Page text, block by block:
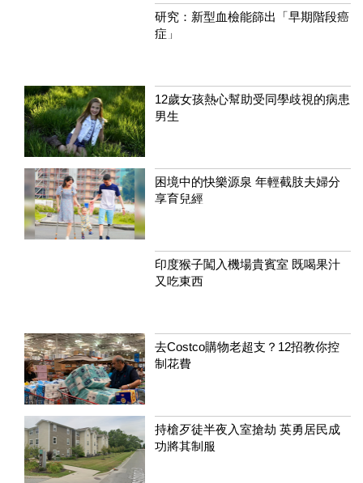
研究：新型血檢能篩出「早期階段癌
症」
12歲女孩熱心幫助受同學歧視的病患
男生
困境中的快樂源泉 年輕截肢夫婦分
享育兒經
印度猴子闖入機場貴賓室 既喝果汁
又吃東西
去Costco購物老超支？12招教你控
制花費
持槍歹徒半夜入室搶劫 英勇居民成
功將其制服